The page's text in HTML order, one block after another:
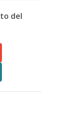
del